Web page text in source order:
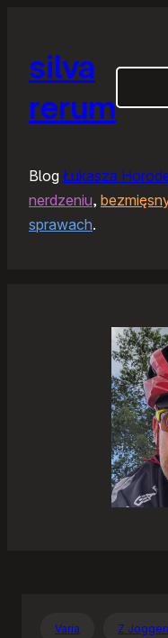
silva
rerum
Blog Łukasza
nerdzeniu,
sprawach.
Varia Z